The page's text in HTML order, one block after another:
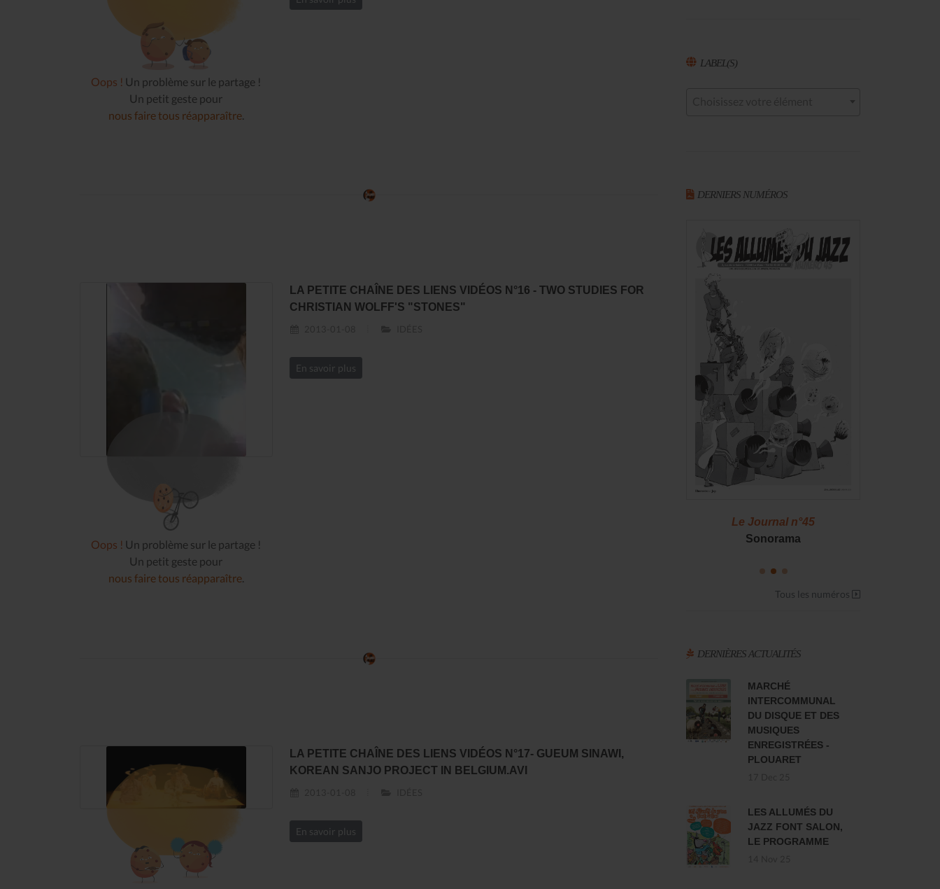
Oops ! Un problème sur le partage !
Un petit geste pour
nous faire tous réapparaître.
Oops ! Un problème sur le partage !
Un petit geste pour
nous faire tous réapparaître.
LA PETITE CHAÎNE DES LIENS VIDÉOS N°16 - TWO STUDIES FOR
CHRISTIAN WOLFF'S "STONES"
En savoir plus
LA PETITE CHAÎNE DES LIENS VIDÉOS N°17- GUEUM SINAWI,
KOREAN SANJO PROJECT IN BELGIUM.AVI
En savoir plus
LABEL(S)
DERNIERS NUMÉROS
Sonorama
Le Journal n°45
Sonorama
Tous les numéros
DERNIÈRES ACTUALITÉS
MARCHÉ
INTERCOMMUNAL
DU DISQUE ET DES
MUSIQUES
ENREGISTRÉES -
PLOUARET
LES ALLUMÉS DU
JAZZ FONT SALON,
LE PROGRAMME